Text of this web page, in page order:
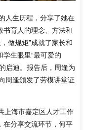
人生历程，分享了她在
书育人的理念、方法和
做规矩”成就了家长和
学生眼里“最可爱的
启迪。报告后，周逢为
周逢颁发了劳模讲堂证
上海市嘉定区人才工作
在分享交流环节，何平